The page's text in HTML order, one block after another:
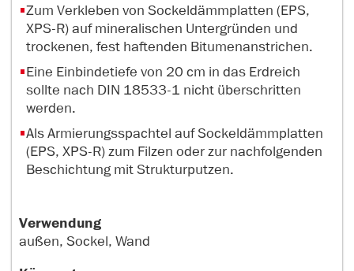
Zum Verkleben von Sockeldämmplatten (EPS,
XPS-R) auf mineralischen Untergründen und
trockenen, fest haftenden Bitumenanstrichen.
Eine Einbindetiefe von 20 cm in das Erdreich
sollte nach DIN 18533-1 nicht überschritten
werden.
Als Armierungsspachtel auf Sockeldämmplatten
(EPS, XPS-R) zum Filzen oder zur nachfolgenden
Beschichtung mit Strukturputzen.
Verwendung
außen, Sockel, Wand